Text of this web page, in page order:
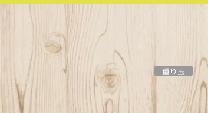
重り玉